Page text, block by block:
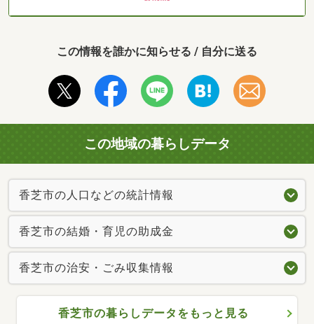
この情報を誰かに知らせる / 自分に送る
この地域の暮らしデータ
香芝市の人口などの統計情報
香芝市の結婚・育児の助成金
香芝市の治安・ごみ収集情報
香芝市の暮らしデータをもっと見る